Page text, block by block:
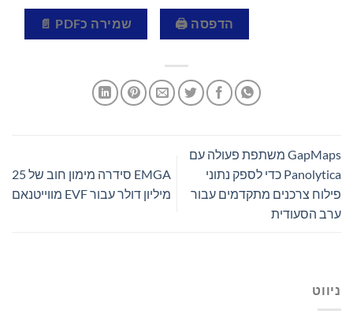
הדפסה 🖨 שמירה כPDF 📄
GapMaps משתפת פעולה עם
Panolytica כדי לספק נתוני
פילוח צרכנים מתקדמים עבור
ערב הסעודית
EMGA סידרה מימון חוב של 25
מיליון דולר עבור EVF מווייטנאם
ניווט